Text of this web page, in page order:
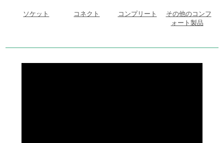
ソケット コネクト コンプリート
その他のコンフ
ォート製品